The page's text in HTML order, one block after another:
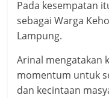
Pada kesempatan
sebagai Warga
Lampung.
Arinal mengatakan
momentum untuk
dan kecintaan